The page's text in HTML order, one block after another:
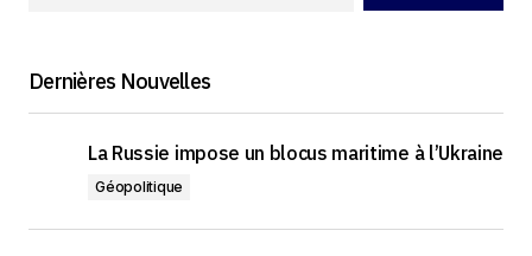
Dernières Nouvelles
La Russie impose un blocus maritime à l’Ukraine
Géopolitique